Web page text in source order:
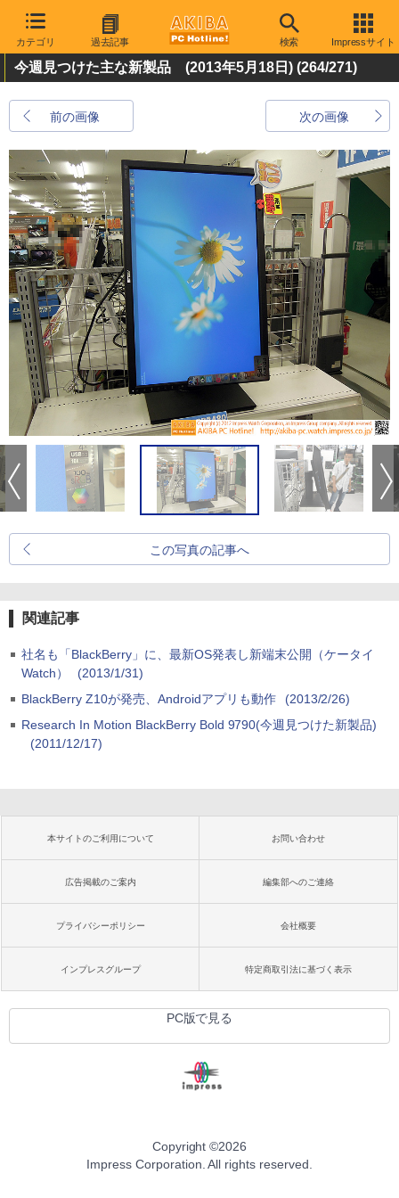
カテゴリ 過去記事 検索 Impressサイト
今週見つけた主な新製品 (2013年5月18日) (264/271)
前の画像 次の画像
この写真の記事へ
関連記事
社名も「BlackBerry」に、最新OS発表し新端末公開（ケータイ
Watch）
(2013/1/31)
BlackBerry Z10が発売、Androidアプリも動作
(2013/2/26)
Research In Motion BlackBerry Bold 9790(今週見つけた新製品)
(2011/12/17)
本サイトのご利用について お問い合わせ
広告掲載のご案内 編集部へのご連絡
プライバシーポリシー 会社概要
インプレスグループ 特定商取引法に基づく表示
PC版で見る
Copyright ©2026
Impress Corporation. All rights reserved.